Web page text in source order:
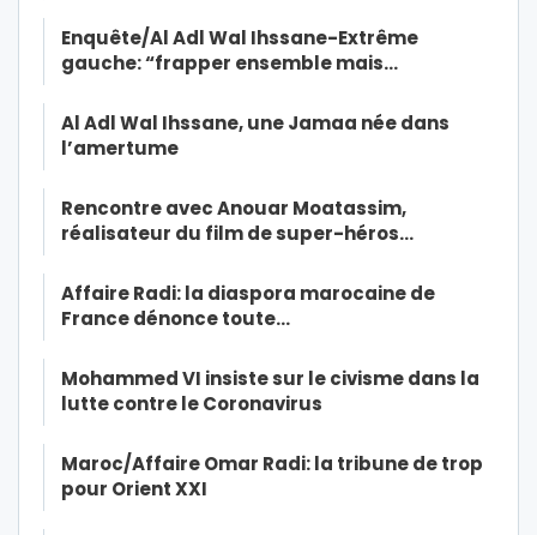
Enquête/Al Adl Wal Ihssane-Extrême
gauche: “frapper ensemble mais…
Al Adl Wal Ihssane, une Jamaa née dans
l’amertume
Rencontre avec Anouar Moatassim,
réalisateur du film de super-héros…
Affaire Radi: la diaspora marocaine de
France dénonce toute…
Mohammed VI insiste sur le civisme dans la
lutte contre le Coronavirus
Maroc/Affaire Omar Radi: la tribune de trop
pour Orient XXI